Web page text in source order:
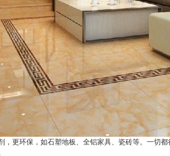
更环保，如石塑地板、全铝家具、瓷砖等。一切